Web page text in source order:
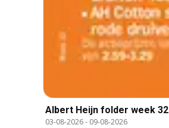
Albert Heijn folder week 32
03-08-2026- 09-08-2026